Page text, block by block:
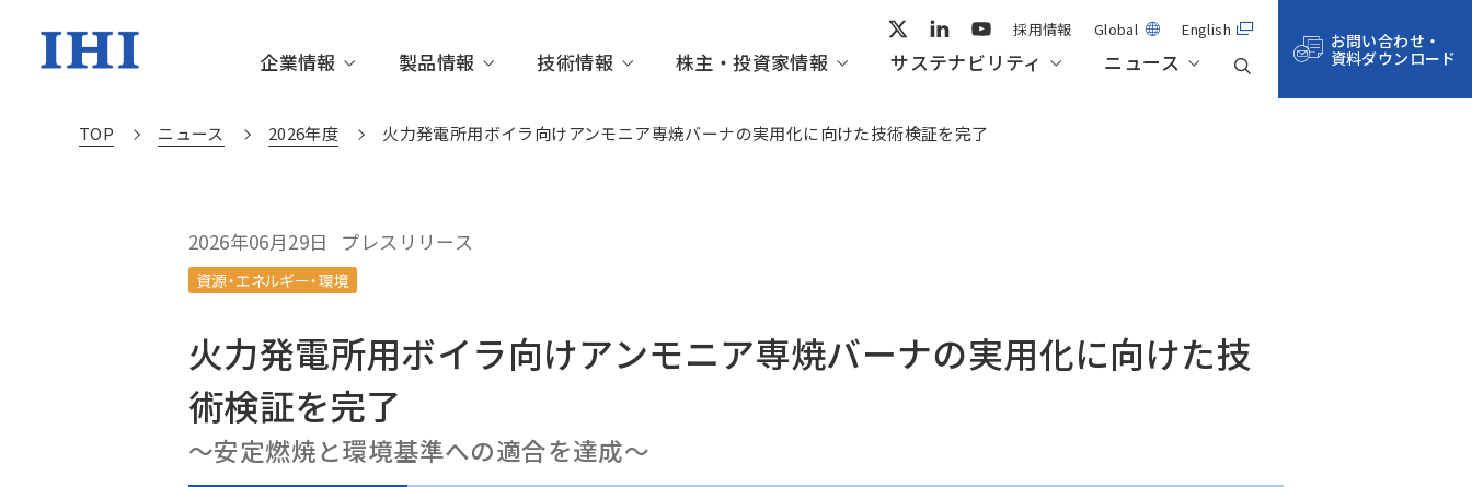
お問い合わせ・
資料ダウンロード
企業情報
企業情報TOP
トップメッセージ IHIグループビジョン
動画ライブラリー 関連施設・協賛
製品情報
製品情報TOP
資源・エネルギー・環境 社会基盤
技術情報
技術情報TOP
IHIの技術開発
株主・投資家情報
株主・投資家情報TOP
個人投資家の皆さまへ
サステナビリティ
サステナビリティTOP
サステナビリティニュース サステナビリティ活動レポート
サステナブル・ファイナンス 社外からの評価・イニシアチブ 方針一覧
ニュース
採用情報 Global English
TOP ニュース 2026年度 火力発電所用ボイラ向けアンモニア専焼バーナの実用化に向けた技術検証を完了
2026年06月29日 プレスリリース
資源・エネルギー・環境
火力発電所用ボイラ向けアンモニア専焼バーナの実用化に向けた技
術検証を完了
～安定燃焼と環境基準への適合を達成～